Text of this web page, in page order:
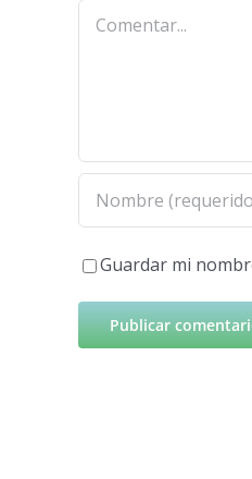
Comentar
Guardar mi